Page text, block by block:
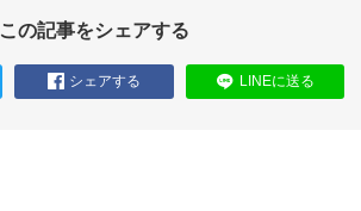
この記事をシェアする
シェアする LINEに送る